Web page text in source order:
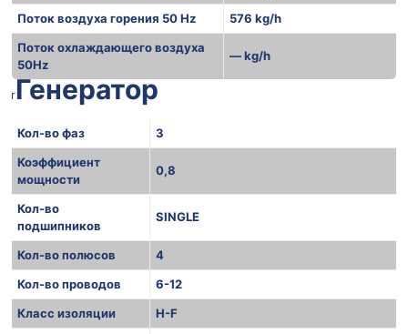
Поток воздуха горения 50 Hz
576 kg/h
Поток охлаждающего воздуха
50Hz
— kg/h
rГенератор
Кол-во фаз
3
Коэффициент
мощности
0,8
Кол-во
подшипников
SINGLE
Кол-во полюсов
4
Кол-во проводов
6-12
Класс изоляции
H-F